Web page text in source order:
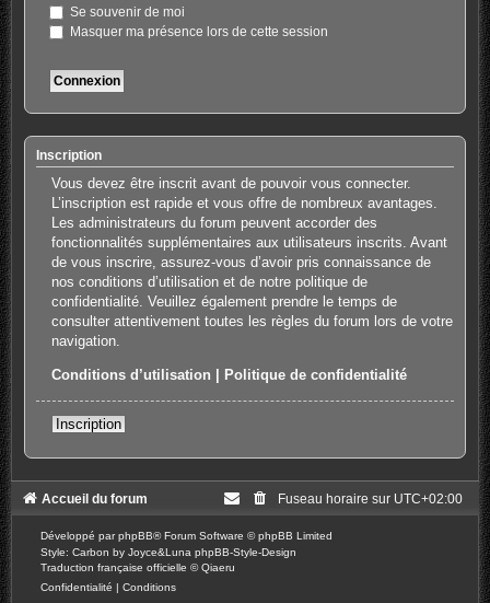
Se souvenir de moi
Masquer ma présence lors de cette session
Inscription
Vous devez être inscrit avant de pouvoir vous connecter.
L’inscription est rapide et vous offre de nombreux avantages.
Les administrateurs du forum peuvent accorder des
fonctionnalités supplémentaires aux utilisateurs inscrits. Avant
de vous inscrire, assurez-vous d’avoir pris connaissance de
nos conditions d’utilisation et de notre politique de
confidentialité. Veuillez également prendre le temps de
consulter attentivement toutes les règles du forum lors de votre
navigation.
Conditions d’utilisation Politique de confidentialité
Inscription
Accueil du forum Fuseau horaire sur UTC+02:00
Développé parphpBB® Forum Software © phpBB Limited
Style: Carbon by Joyce&Luna phpBB-Style-Design
Traduction française officielle ©Qiaeru
Confidentialité | Conditions